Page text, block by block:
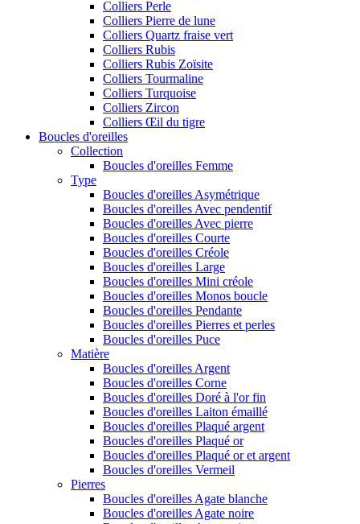
Colliers Perle
Colliers Pierre de lune
Colliers Quartz fraise vert
Colliers Rubis
Colliers Rubis Zoïsite
Colliers Tourmaline
Colliers Turquoise
Colliers Zircon
Colliers Œil du tigre
Boucles d'oreilles
Collection
Boucles d'oreilles Femme
Type
Boucles d'oreilles Asymétrique
Boucles d'oreilles Avec pendentif
Boucles d'oreilles Avec pierre
Boucles d'oreilles Courte
Boucles d'oreilles Créole
Boucles d'oreilles Large
Boucles d'oreilles Mini créole
Boucles d'oreilles Monos boucle
Boucles d'oreilles Pendante
Boucles d'oreilles Pierres et perles
Boucles d'oreilles Puce
Matière
Boucles d'oreilles Argent
Boucles d'oreilles Corne
Boucles d'oreilles Doré à l'or fin
Boucles d'oreilles Laiton émaillé
Boucles d'oreilles Plaqué argent
Boucles d'oreilles Plaqué or
Boucles d'oreilles Plaqué or et argent
Boucles d'oreilles Vermeil
Pierres
Boucles d'oreilles Agate blanche
Boucles d'oreilles Agate noire